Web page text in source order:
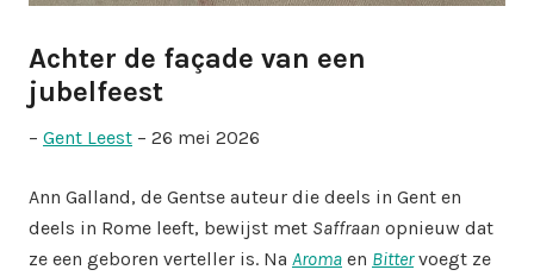
Achter de façade van een
jubelfeest
– Gent Leest – 26 mei 2026
Ann Galland, de Gentse auteur die deels in Gent en
deels in Rome leeft, bewijst met Saffraan opnieuw dat
ze een geboren verteller is. Na Aroma en Bittervoegt ze